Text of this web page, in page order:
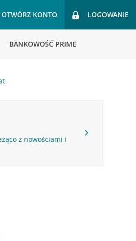
OTWÓRZ KONTO LOGOWANIE
BANKOWOŚĆ PRIME
z nowościami i